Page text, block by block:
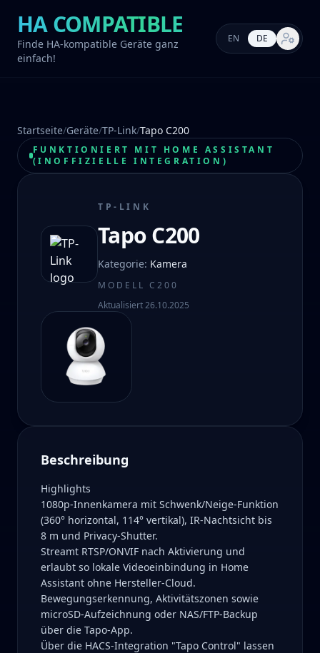
HA COMPATIBLE
Finde HA-kompatible Geräte ganz
einfach!
EN DE Markt-
Startseite/Geräte/TP-Link/Tapo C200
FUNKTIONIERT MIT HOME ASSISTANT
(INOFFIZIELLE INTEGRATION)
TP-LINK
Tapo C200
Kategorie: Kamera
MODELL C200
Aktualisiert26.10.2025
Beschreibung
Highlights
1080p-Innenkamera mit Schwenk/Neige-Funktion
(360° horizontal, 114° vertikal), IR-Nachtsicht bis
8 m und Privacy-Shutter.
Streamt RTSP/ONVIF nach Aktivierung und
erlaubt so lokale Videoeinbindung in Home
Assistant ohne Hersteller-Cloud.
Bewegungserkennung, Aktivitätszonen sowie
microSD-Aufzeichnung oder NAS/FTP-Backup
über die Tapo-App.
Über die HACS-Integration "Tapo Control" lassen